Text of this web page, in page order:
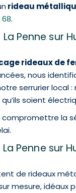
rideau
.
Penne sur
rideaux de
nous
serrurier local
soient
compromettre la
Penne sur
de rideaux
mesure, idéaux